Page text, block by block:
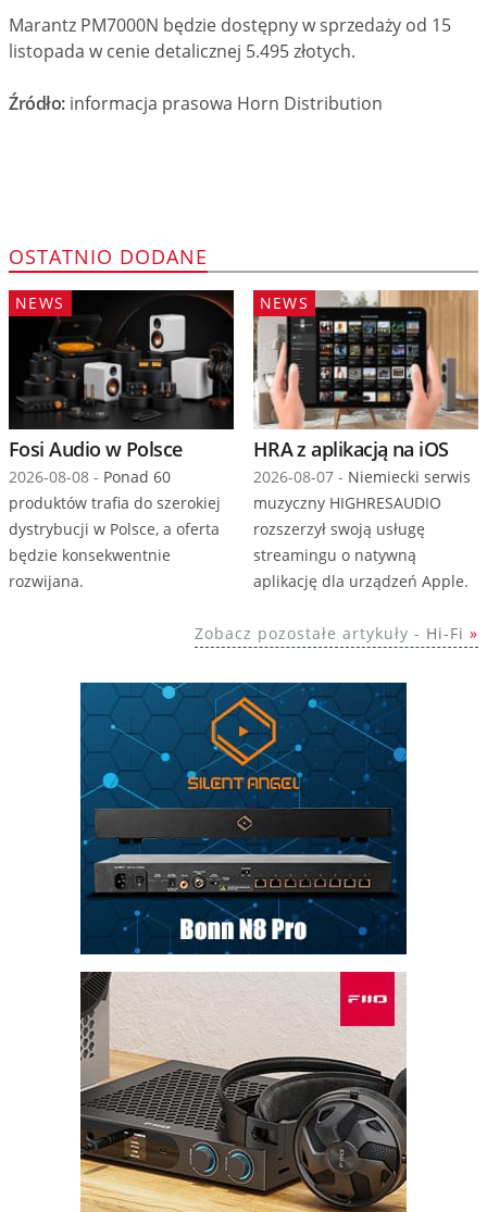
Marantz PM7000N będzie dostępny w sprzedaży od 15
listopada w cenie detalicznej 5.495 złotych.
Źródło:informacja prasowa Horn Distribution
OSTATNIO DODANE
Fosi Audio w Polsce
2026-08-08 - Ponad 60
produktów trafia do szerokiej
dystrybucji w Polsce, a oferta
będzie konsekwentnie
rozwijana.
NEWS
HRA z aplikacją na iOS
2026-08-07 - Niemiecki serwis
muzyczny HIGHRESAUDIO
rozszerzył swoją usługę
streamingu o natywną
aplikację dla urządzeń Apple.
NEWS
Zobacz pozostałe artykuły - Hi-Fi